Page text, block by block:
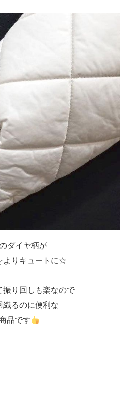
ダイヤ柄が
よりキュートに☆
振り回しも楽なので
織るのに便利な
品です